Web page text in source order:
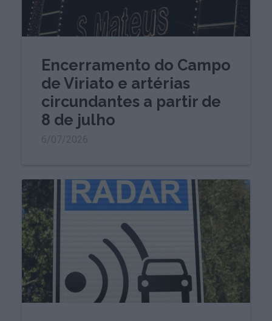
Encerramento do Campo
de Viriato e artérias
circundantes a partir de
8 de julho